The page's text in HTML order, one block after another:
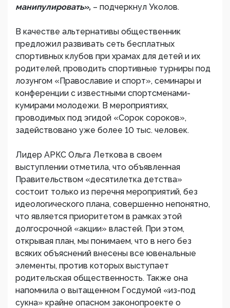
манипулировать», – подчеркнул Уколов.
В качестве альтернативы общественник
предложил развивать сеть бесплатных
спортивных клубов при храмах для детей и их
родителей, проводить спортивные турниры под
лозунгом «Православие и спорт», семинары и
конференции с известными спортсменами-
кумирами молодежи. В мероприятиях,
проводимых под эгидой «Сорок сороков»,
задействовано уже более 10 тыс. человек.
Лидер АРКС Ольга Леткова в своем
выступлении отметила, что объявленная
Правительством «десятилетка детства»
состоит только из перечня мероприятий, без
идеологического плана, совершенно непонятно,
что является приоритетом в рамках этой
долгосрочной «акции» властей. При этом,
открывая план, мы понимаем, что в него без
всяких объяснений внесены все ювенальные
элементы, против которых выступает
родительская общественность. Также она
напомнила о вытащенном Госдумой «из-под
сукна» крайне опасном законопроекте о